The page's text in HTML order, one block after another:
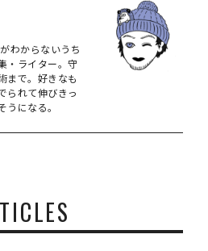
わからないうち
・ライター。守
まで。好きなも
られて伸びきっ
になる。